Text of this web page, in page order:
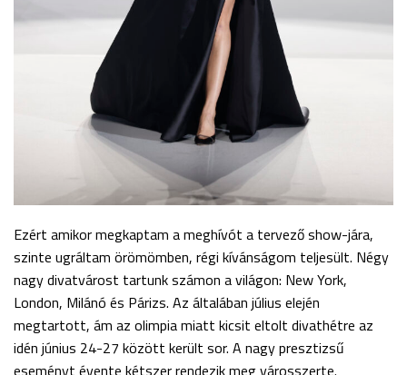
Ezért amikor megkaptam a meghívót a tervező show-jára,
szinte ugráltam örömömben, régi kívánságom teljesült. Négy
nagy divatvárost tartunk számon a világon: New York,
London, Milánó és Párizs. Az általában július elején
megtartott, ám az olimpia miatt kicsit eltolt divathétre az
idén június 24-27 között került sor. A nagy presztizsű
eseményt évente kétszer rendezik meg városszerte.